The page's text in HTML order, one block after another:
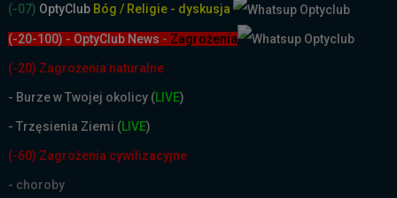
(-07) OptyClub Bóg / Religie - dyskusja
(-20-100) - OptyClub News - Zagrożenia
(-20) Zagrożenia naturalne
- Burze w Twojej okolicy (LIVE)
- Trzęsienia Ziemi (LIVE)
(-60) Zagrożenia cywilizacyjne
- choroby